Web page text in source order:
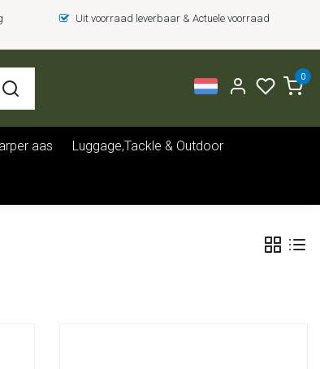
Uit voorraad leverbaar & Actuele voorraad
0
aas Luggage,Tackle & Outdoor